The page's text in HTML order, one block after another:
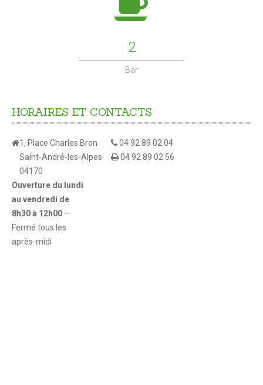
2
Bar
HORAIRES ET CONTACTS
1, Place Charles Bron
Saint-André-les-Alpes
04170
04 92 89 02 04
04 92 89 02 56
Ouverture du lundi
au vendredi de
8h30 à 12h00 –
Fermé tous les
après-midi